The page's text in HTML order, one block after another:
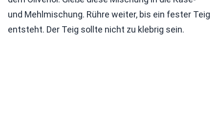
und Mehlmischung. Rühre weiter, bis ein fester Teig
entsteht. Der Teig sollte nicht zu klebrig sein.